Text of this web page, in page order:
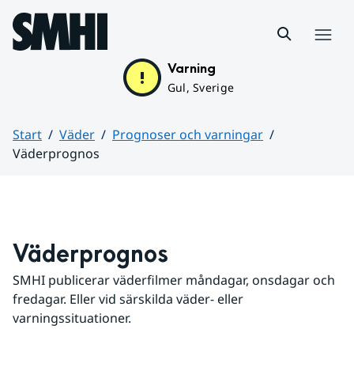
Hoppa till sidans innehåll
Varning
Gul, Sverige
Start Väder
Prognoser och varningar
Väderprognos
Väderprognos
SMHI publicerar väderfilmer måndagar, onsdagar och
fredagar. Eller vid särskilda väder- eller
varningssituationer.